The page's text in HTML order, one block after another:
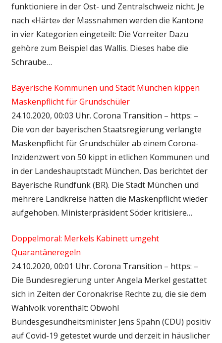
funktioniere in der Ost- und Zentralschweiz nicht. Je
nach «Härte» der Massnahmen werden die Kantone
in vier Kategorien eingeteilt: Die Vorreiter Dazu
gehöre zum Beispiel das Wallis. Dieses habe die
Schraube…
Bayerische Kommunen und Stadt München kippen
Maskenpflicht für Grundschüler
24.10.2020, 00:03 Uhr. Corona Transition – https: –
Die von der bayerischen Staatsregierung verlangte
Maskenpflicht für Grundschüler ab einem Corona-
Inzidenzwert von 50 kippt in etlichen Kommunen und
in der Landeshauptstadt München. Das berichtet der
Bayerische Rundfunk (BR). Die Stadt München und
mehrere Landkreise hätten die Maskenpflicht wieder
aufgehoben. Ministerpräsident Söder kritisiere…
Doppelmoral: Merkels Kabinett umgeht
Quarantäneregeln
24.10.2020, 00:01 Uhr. Corona Transition – https: –
Die Bundesregierung unter Angela Merkel gestattet
sich in Zeiten der Coronakrise Rechte zu, die sie dem
Wahlvolk vorenthält: Obwohl
Bundesgesundheitsminister Jens Spahn (CDU) positiv
auf Covid-19 getestet wurde und derzeit in häuslicher